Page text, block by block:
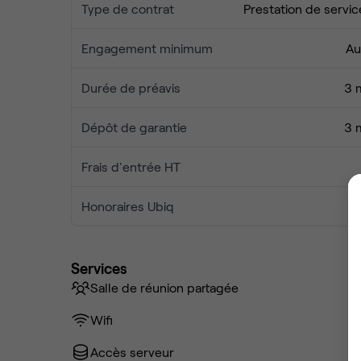
Type de contrat Prestation de
Engagement minimum
Durée de préavis 3
Dépôt de garantie 3
Frais d'entrée HT
Honoraires Ubiq
Services
Salle de réunion partagée
Wifi
Accès serveur